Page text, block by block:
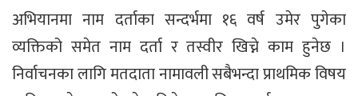
अभियानमा नाम दर्ताका सन्दर्भमा १६ वर्ष उमेर पुगेका
व्यक्तिको समेत नाम दर्ता र तस्वीर खिच्ने काम हुनेछ ।
निर्वाचनका लागि मतदाता नामावली सबैभन्दा प्राथमिक विषय